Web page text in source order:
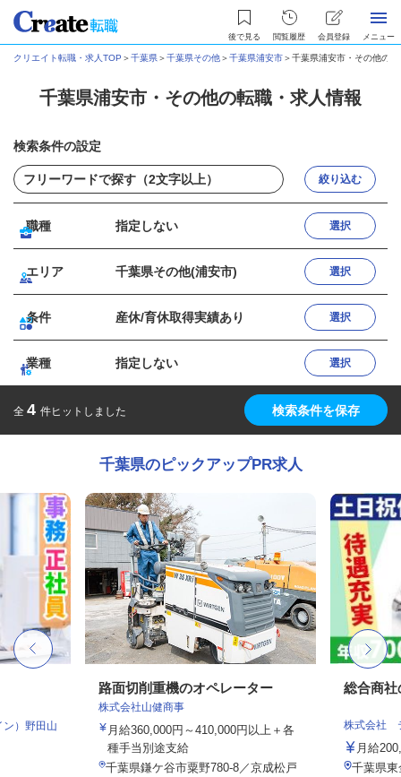
後で見る 閲覧履歴 会員登録 メニュー
クリエイト転職・求人TOP ＞千葉県＞千葉県その他＞千葉県浦安市＞千葉県浦安市・その他の
千葉県浦安市・その他の転職・求人情報
検索条件の設定
絞り込む
職種 指定しない 選択
エリア 千葉県その他(浦安市) 選択
条件 産休/育休取得実績あり 選択
業種 指定しない 選択
全 4 件ヒットしました 検索条件を保存
千葉県のピックアップPR求人
）野田山
路面切削重機のオペレーター
株式会社山健商事
月給360,000円～410,000円以上＋各
種手当別途支給
千葉県鎌ケ谷市粟野780-8／京成松戸
総合商社
株式会社
月給
千葉県東